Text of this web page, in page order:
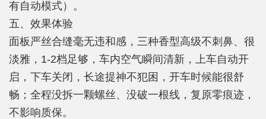
有自动模式）。
五、效果体验
面板严丝合缝毫无违和感，三种香型高级不刺鼻、很
淡雅，1-2档足够，车内空气瞬间清新，上车自动开
启，下车关闭，长途提神不犯困，开车时候能很舒
畅；全程没拆一颗螺丝、没破一根线，复原零痕迹，
不影响质保。